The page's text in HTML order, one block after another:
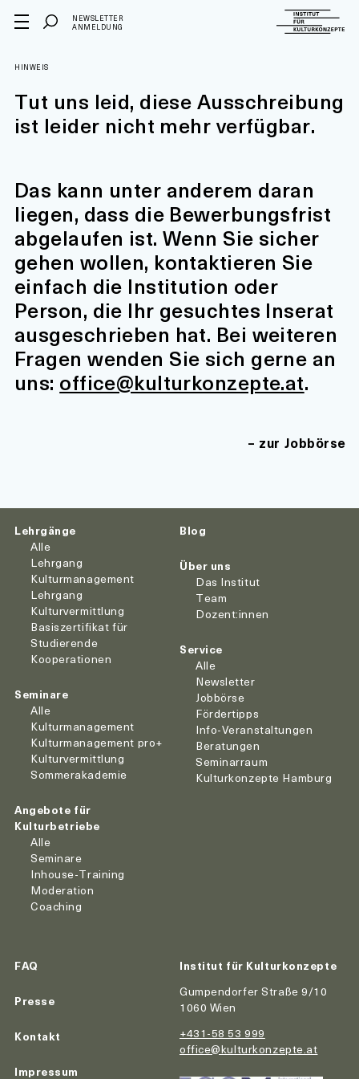
NEWSLETTER
ANMELDUNG
HINWEIS
Tut uns leid, diese Ausschreibung
ist leider nicht mehr verfügbar.
Das kann unter anderem daran
liegen, dass die Bewerbungsfrist
abgelaufen ist. Wenn Sie sicher
gehen wollen, kontaktieren Sie
einfach die Institution oder
Person, die Ihr gesuchtes Inserat
ausgeschrieben hat. Bei weiteren
Fragen wenden Sie sich gerne an
uns: office@kulturkonzepte.at.
zur Jobbörse
Lehrgänge
Alle
Lehrgang
Kulturmanagement
Lehrgang
Kulturvermittlung
Basiszertifikat für
Studierende
Kooperationen
Seminare
Alle
Kulturmanagement
Kulturmanagement pro+
Kulturvermittlung
Sommerakademie
Angebote für
Kulturbetriebe
Alle
Seminare
Inhouse-Training
Moderation
Coaching
Blog
Über uns
Das Institut
Team
Dozent:innen
Service
Alle
Newsletter
Jobbörse
Fördertipps
Info-Veranstaltungen
Beratungen
Seminarraum
Kulturkonzepte Hamburg
FAQ
Presse
Kontakt
Impressum
Institut für Kulturkonzepte
Gumpendorfer Straße 9/10
1060 Wien
+431-58 53 999
office@kulturkonzepte.at